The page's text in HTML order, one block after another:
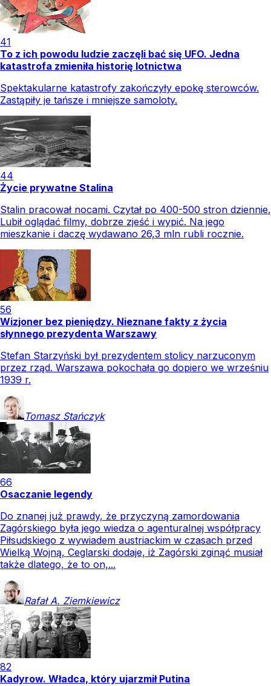
41
To z ich powodu ludzie zaczęli bać się UFO. Jedna
katastrofa zmieniła historię lotnictwa
Spektakularne katastrofy zakończyły epokę sterowców.
Zastąpiły je tańsze i mniejsze samoloty.
44
Życie prywatne Stalina
Stalin pracował nocami. Czytał po 400-500 stron dziennie.
Lubił oglądać filmy, dobrze zjeść i wypić. Na jego
mieszkanie i daczę wydawano 26,3 mln rubli rocznie.
56
Wizjoner bez pieniędzy. Nieznane fakty z życia
słynnego prezydenta Warszawy
Stefan Starzyński był prezydentem stolicy narzuconym
przez rząd. Warszawa pokochała go dopiero we wrześniu
1939 r.
Tomasz Stańczyk
66
Osaczanie legendy
Do znanej już prawdy, że przyczyną zamordowania
Zagórskiego była jego wiedza o agenturalnej współpracy
Piłsudskiego z wywiadem austriackim w czasach przed
Wielką Wojną, Ceglarski dodaje, iż Zagórski zginąć musiał
także dlatego, że to on,...
Rafał A. Ziemkiewicz
82
Kadyrow. Władca, który ujarzmił Putina